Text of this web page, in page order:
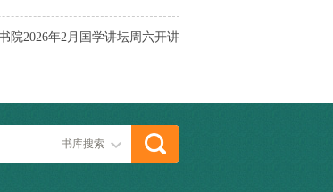
院2026年2月国学讲坛周六开讲
书库搜索